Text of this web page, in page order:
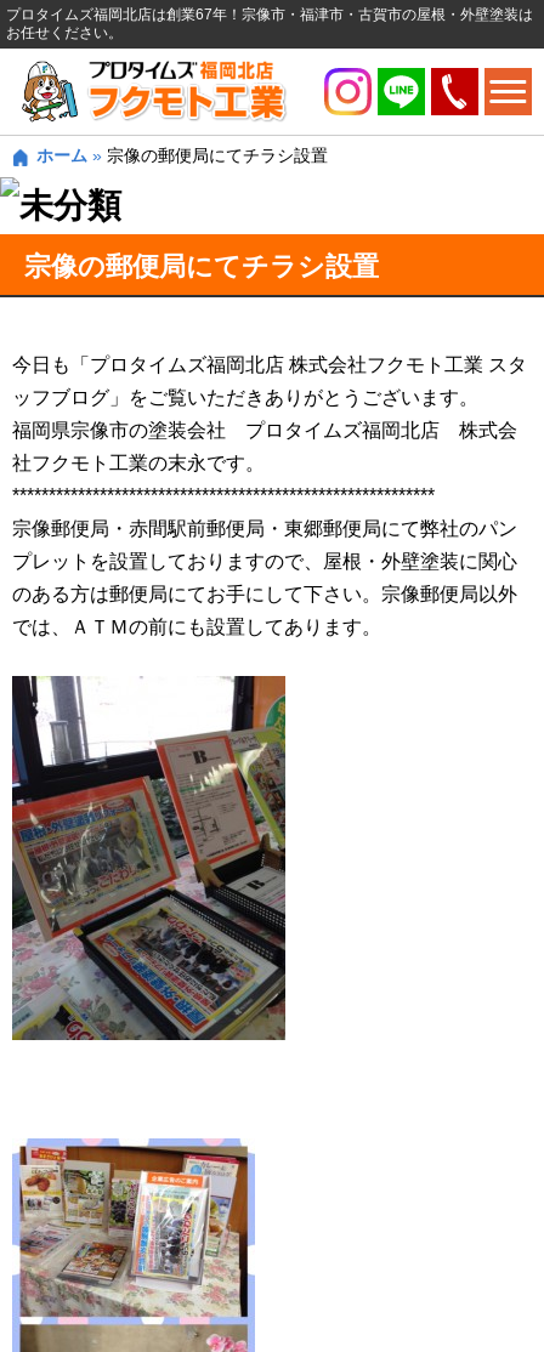
プロタイムズ福岡北店は創業67年！宗像市・福津市・古賀市の屋根・外壁塗装は
お任せください。
ホーム » 宗像の郵便局にてチラシ設置
宗像の郵便局にてチラシ設置
今日も「プロタイムズ福岡北店 株式会社フクモト工業 スタ
ッフブログ」をご覧いただきありがとうございます。
福岡県宗像市の塗装会社 プロタイムズ福岡北店 株式会
社フクモト工業の末永です。
**********************************************************
宗像郵便局・赤間駅前郵便局・東郷郵便局にて弊社のパン
プレットを設置しておりますので、屋根・外壁塗装に関心
のある方は郵便局にてお手にして下さい。宗像郵便局以外
では、ＡＴＭの前にも設置してあります。